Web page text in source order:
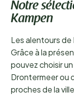
Notre
Kampen
Les alentours
Grâce à la
pouvez choisir
Drontermeer ou
proches de la